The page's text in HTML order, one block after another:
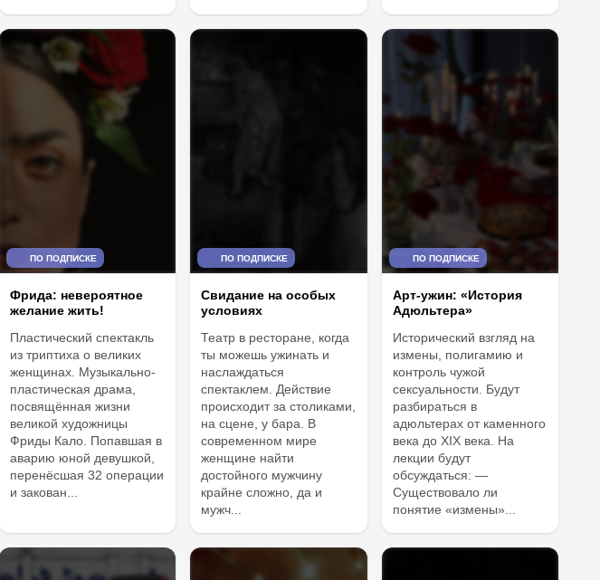
ПО ПОДПИСКЕ
Фрида: невероятное
желание жить!
Пластический спектакль
из триптиха о великих
женщинах. Музыкально-
пластическая драма,
посвящённая жизни
великой художницы
Фриды Кало. Попавшая в
аварию юной девушкой,
перенёсшая 32 операции
и закован...
ПО ПОДПИСКЕ
Свидание на особых
условиях
Театр в ресторане, когда
ты можешь ужинать и
наслаждаться
спектаклем. Действие
происходит за столиками,
на сцене, у бара. В
современном мире
женщине найти
достойного мужчину
крайне сложно, да и
мужч...
ПО ПОДПИСКЕ
Арт-ужин: «История
Адюльтера»
Исторический взгляд на
измены, полигамию и
контроль чужой
сексуальности. Будут
разбираться в
адюльтерах от каменного
века до XIX века. На
лекции будут
обсуждаться: —
Существовало ли
понятие «измены»...